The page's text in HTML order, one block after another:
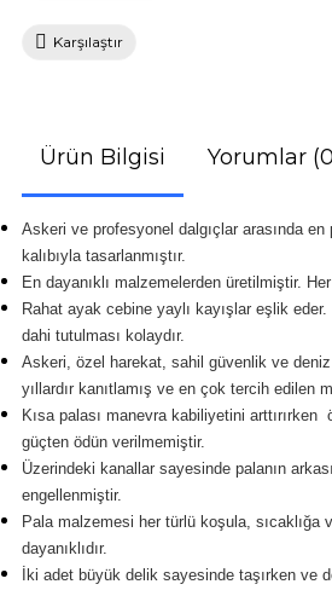
Karşılaştır
Ürün Bilgisi Yorumlar
Askeri ve profesyonel dalgıçlar arasında en
kalıbıyla tasarlanmıştır.
En dayanıklı malzemelerden üretilmiştir. Her
Rahat ayak cebine yaylı kayışlar eşlik eder.
dahi tutulması kolaydır.
Askeri, özel harekat, sahil güvenlik ve
yıllardır kanıtlamış ve en çok tercih edilen
Kısa palası manevra kabiliyetini
güçten ödün verilmemiştir.
Üzerindeki kanallar sayesinde palanın
engellenmiştir.
Pala malzemesi her türlü koşula, sıcaklığa
dayanıklıdır.
İki adet büyük delik sayesinde taşırken ve